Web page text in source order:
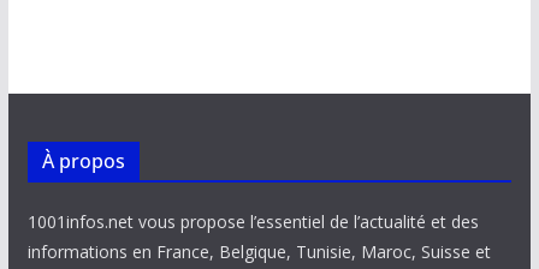
À propos
1001infos.net vous propose l’essentiel de l’actualité et des
informations en France, Belgique, Tunisie, Maroc, Suisse et